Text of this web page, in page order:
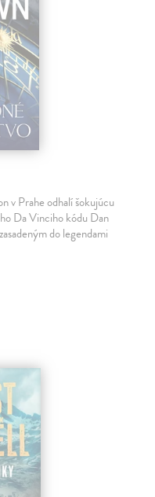
v Prahe odhalí šokujúcu
Da Vinciho kódu Dan
do legendami